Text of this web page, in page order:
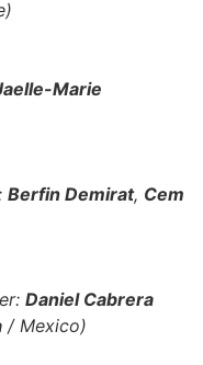
Marie
Berfin Demirat, Cem
Daniel Cabrera
/ Mexico)